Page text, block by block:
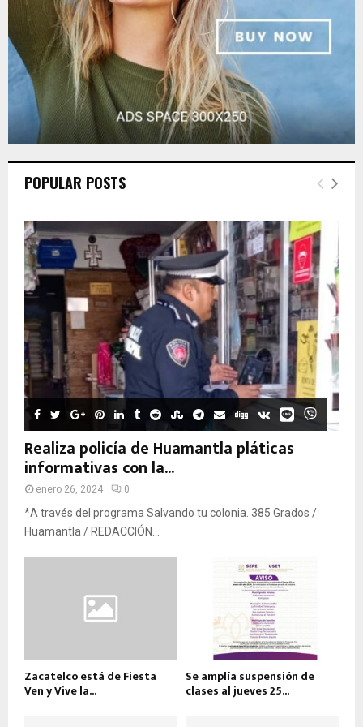
POPULAR POSTS
Realiza policía de Huamantla pláticas
informativas con la...
enero 26, 2024 0
*A través del programa Salvando tu colonia. 385 Grados /
Huamantla / REDACCIÓN...
Zacatelco está de Fiesta
Ven y Vive la...
Se amplía suspensión de
clases al jueves 25...